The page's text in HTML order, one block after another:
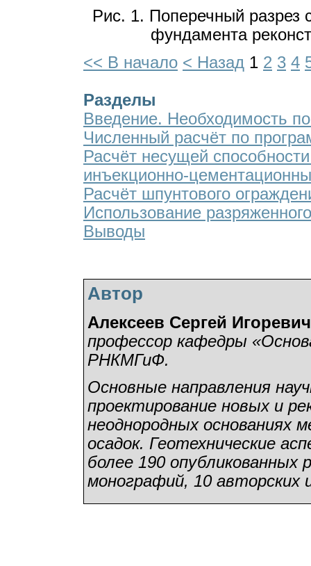
Рис. 1. Поперечный разрез
фундамента
<< В начало < Назад 1 2 3 4
Разделы
Введение. Необходимость
Численный расчёт по
Расчёт несущей
инъекционно-
Расчёт шпунтового
Использование
Выводы
Автор
Алексеев Сергей Игоревич
профессор кафедры
РНКМГиФ.
Основные направления
проектирование новых и
неоднородных основаниях
осадок. Геотехнические
более 190
монографий, 10 авторских